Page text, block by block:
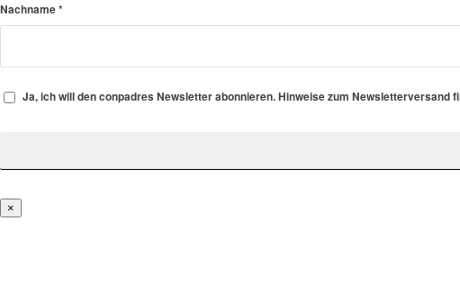
Nachname*
Ja, ich will den conpadres Newsletter abonnieren. Hinweise zum Newsletterversand
×